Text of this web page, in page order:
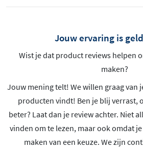
Jouw ervaring is
Wist je dat product reviews helpen
maken?
Jouw mening telt! We willen graag van
producten vindt! Ben je blij verrast,
beter? Laat dan je review achter. Niet
vinden om te lezen, maar ook omdat
maken van een keuze. We zijn